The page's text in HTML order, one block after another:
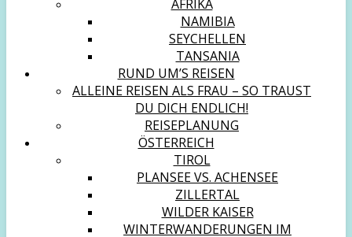
AFRIKA
NAMIBIA
SEYCHELLEN
TANSANIA
RUND UM’S REISEN
ALLEINE REISEN ALS FRAU – SO TRAUST
DU DICH ENDLICH!
REISEPLANUNG
ÖSTERREICH
TIROL
PLANSEE VS. ACHENSEE
ZILLERTAL
WILDER KAISER
WINTERWANDERUNGEN IM